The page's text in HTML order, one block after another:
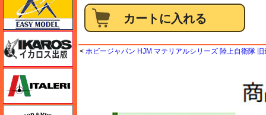
< ホビージャパン HJM マテリアルシリーズ 陸上自衛隊